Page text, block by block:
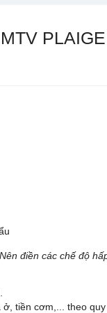
điền các chế độ
tiền cơm,... theo